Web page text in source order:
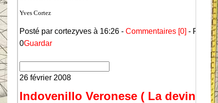
Yves Cortez
Posté par cortezyves à 16:26 - Commentaires [0] -
0Guardar
26 février 2008
Indovenillo Veronese ( La